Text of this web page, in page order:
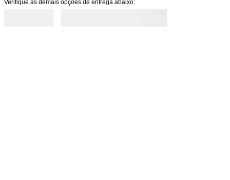
Verifique as demais opções de entrega abaixo: